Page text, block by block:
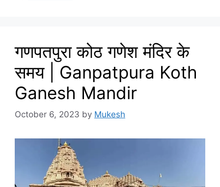
गणपतपुरा कोठ गणेश मंदिर के
समय | Ganpatpura Koth
Ganesh Mandir
October 6, 2023 by Mukesh